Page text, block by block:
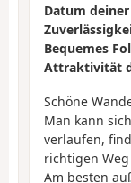
Datum
Bequemes
Attraktivität
Schöne
Man kann
verlaufen,
richtigen
Am besten